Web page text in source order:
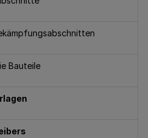
Bauteile